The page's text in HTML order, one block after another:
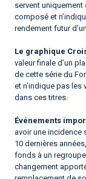
servent
composé et
rendement futur
Le graphique
valeur finale d’un
de cette série du
et n’indique pas les
dans ces titres.
Événements
avoir une incidence
10 dernières
fonds à un
changement